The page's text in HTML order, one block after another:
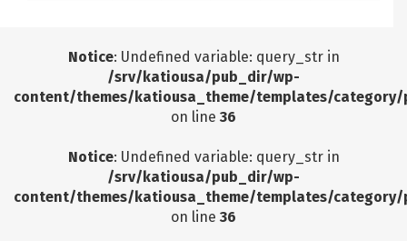
Notice: Undefined variable: query_str in
/srv/katiousa/pub_dir/wp-
content/themes/katiousa_theme/templates/
on line 36
Notice: Undefined variable: query_str in
/srv/katiousa/pub_dir/wp-
content/themes/katiousa_theme/templates/
on line 36